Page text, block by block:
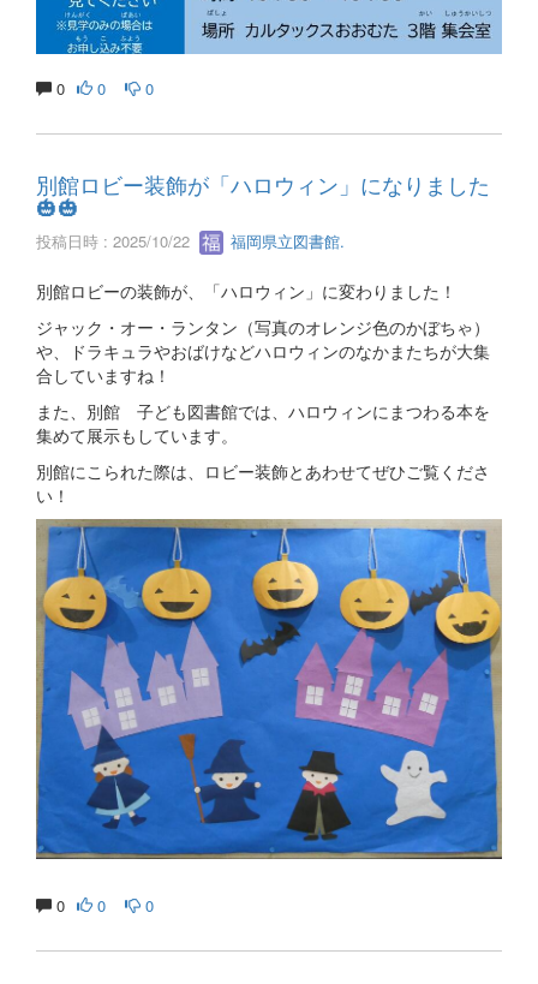
0 0 0
別館ロビー装飾が「ハロウィン」になりました
🎃🎃
投稿日時 : 2025/10/22 福岡県立図書館.
別館ロビーの装飾が、「ハロウィン」に変わりました！
ジャック・オー・ランタン（写真のオレンジ色のかぼちゃ）
や、ドラキュラやおばけなどハロウィンのなかまたちが大集
合していますね！
また、別館 子ども図書館では、ハロウィンにまつわる本を
集めて展示もしています。
別館にこられた際は、ロビー装飾とあわせてぜひご覧くださ
い！
0 0 0